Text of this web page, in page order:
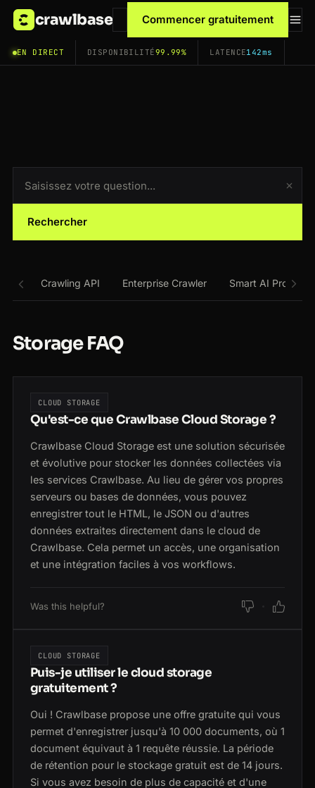
crawlbase Commencer gratuitement
EN DIRECT DISPONIBILITÉ99.99% LATENCE142ms
Rechercher
Crawling API Enterprise Crawler Smart AI Proxy
Storage FAQ
Qu'est-ce que Crawlbase Cloud Storage ?
CLOUD STORAGE
Crawlbase Cloud Storage est une solution sécurisée
et évolutive pour stocker les données collectées via
les services Crawlbase. Au lieu de gérer vos propres
serveurs ou bases de données, vous pouvez
enregistrer tout le HTML, le JSON ou d'autres
données extraites directement dans le cloud de
Crawlbase. Cela permet un accès, une organisation
et une intégration faciles à vos workflows.
Was this helpful?
Puis-je utiliser le cloud storage
gratuitement ?
CLOUD STORAGE
Oui ! Crawlbase propose une offre gratuite qui vous
permet d'enregistrer jusqu'à 10 000 documents, où 1
document équivaut à 1 requête réussie. La période
de rétention pour le stockage gratuit est de 14 jours.
Si vous avez besoin de plus de capacité et d'une